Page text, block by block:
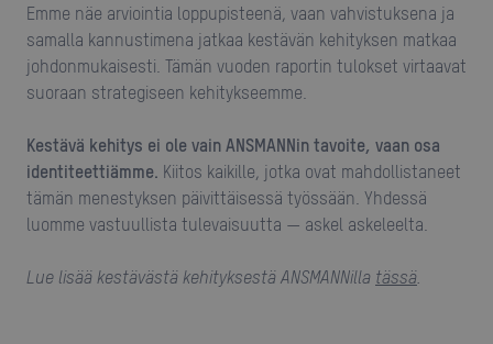
Emme näe arviointia loppupisteenä, vaan vahvistuksena ja
samalla kannustimena jatkaa kestävän kehityksen matkaa
johdonmukaisesti. Tämän vuoden raportin tulokset virtaavat
suoraan strategiseen kehitykseemme.
Kestävä kehitys ei ole vain ANSMANNin tavoite, vaan osa
identiteettiämme. Kiitos kaikille, jotka ovat mahdollistaneet
tämän menestyksen päivittäisessä työssään. Yhdessä
luomme vastuullista tulevaisuutta — askel askeleelta.
Lue lisää kestävästä kehityksestä ANSMANNilla tässä